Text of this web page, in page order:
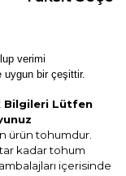
verimi
uygun bir çeşittir.
Bilgileri Lütfen
ürün tohumdur.
kadar tohum
içerisinde